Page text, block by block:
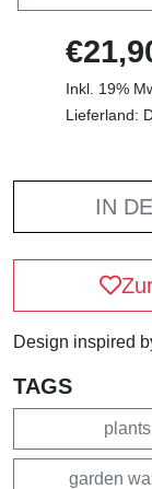
Inkl. 19%
Lieferland:
IN
Design inspired
TAGS
plants
garden